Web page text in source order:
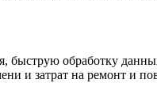
быструю обработку
и затрат на ремонт и